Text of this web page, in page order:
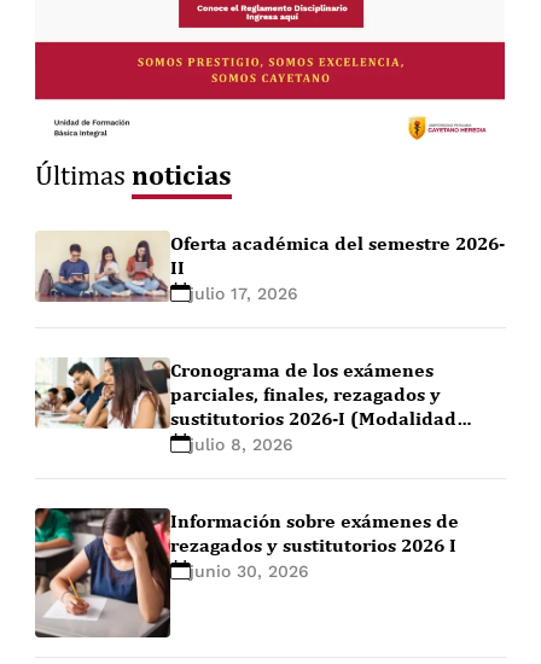
Últimasnoticias
Oferta académica del semestre 2026-
II
julio 17, 2026
Cronograma de los exámenes
parciales, finales, rezagados y
sustitutorios 2026-I (Modalidad
Regular y PGE)
julio 8, 2026
Información sobre exámenes de
rezagados y sustitutorios 2026 I
junio 30, 2026